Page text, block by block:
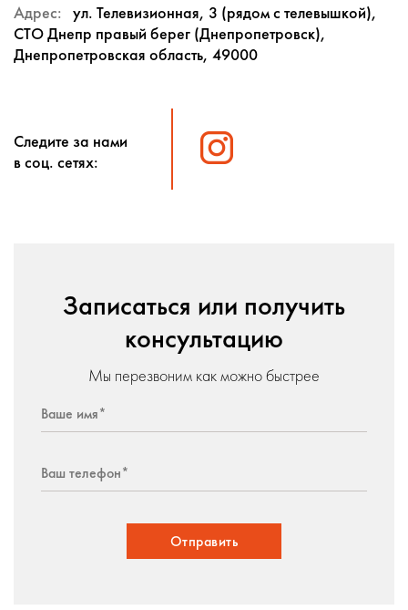
Адрес: ул. Телевизионная, 3 (рядом с телевышкой),
СТО Днепр правый берег (Днепропетровск),
Днепропетровская область, 49000
Следите за нами
в соц. сетях:
Записаться или получить
консультацию
Мы перезвоним как можно быстрее
Отправить